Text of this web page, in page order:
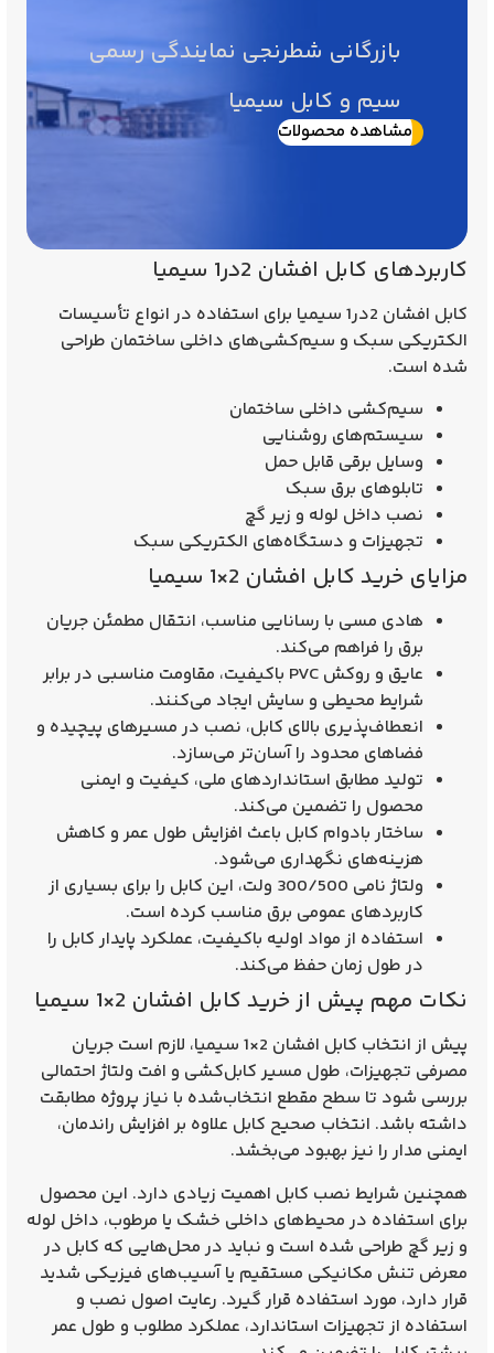
بازرگانی شطرنجی نمایندگی رسمی
سیم و کابل سیمیا
مشاهده محصولات
کاربردهای کابل افشان 2در1 سیمیا
کابل افشان 2در1 سیمیا برای استفاده در انواع تأسیسات
الکتریکی سبک و سیم‌کشی‌های داخلی ساختمان طراحی
شده است.
سیم‌کشی داخلی ساختمان
سیستم‌های روشنایی
وسایل برقی قابل حمل
تابلوهای برق سبک
نصب داخل لوله و زیر گچ
تجهیزات و دستگاه‌های الکتریکی سبک
مزایای خرید کابل افشان 2×1 سیمیا
هادی مسی با رسانایی مناسب، انتقال مطمئن جریان
برق را فراهم می‌کند.
عایق و روکش PVC باکیفیت، مقاومت مناسبی در برابر
شرایط محیطی و سایش ایجاد می‌کنند.
انعطاف‌پذیری بالای کابل، نصب در مسیرهای پیچیده و
فضاهای محدود را آسان‌تر می‌سازد.
تولید مطابق استانداردهای ملی، کیفیت و ایمنی
محصول را تضمین می‌کند.
ساختار بادوام کابل باعث افزایش طول عمر و کاهش
هزینه‌های نگهداری می‌شود.
ولتاژ نامی 300/500 ولت، این کابل را برای بسیاری از
کاربردهای عمومی برق مناسب کرده است.
استفاده از مواد اولیه باکیفیت، عملکرد پایدار کابل را
در طول زمان حفظ می‌کند.
نکات مهم پیش از خرید کابل افشان 2×1 سیمیا
پیش از انتخاب کابل افشان 2×1 سیمیا، لازم است جریان
مصرفی تجهیزات، طول مسیر کابل‌کشی و افت ولتاژ احتمالی
بررسی شود تا سطح مقطع انتخاب‌شده با نیاز پروژه مطابقت
داشته باشد. انتخاب صحیح کابل علاوه بر افزایش راندمان،
ایمنی مدار را نیز بهبود می‌بخشد.
همچنین شرایط نصب کابل اهمیت زیادی دارد. این محصول
برای استفاده در محیط‌های داخلی خشک یا مرطوب، داخل لوله
و زیر گچ طراحی شده است و نباید در محل‌هایی که کابل در
معرض تنش مکانیکی مستقیم یا آسیب‌های فیزیکی شدید
قرار دارد، مورد استفاده قرار گیرد. رعایت اصول نصب و
استفاده از تجهیزات استاندارد، عملکرد مطلوب و طول عمر